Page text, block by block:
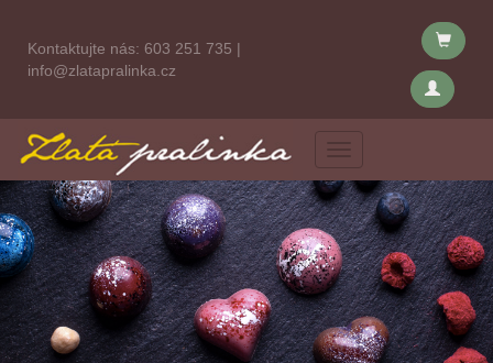
Kontaktujte nás: 603 251 735 |
info@zlatapralinka.cz
Menu